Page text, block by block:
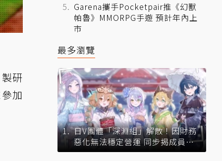
研
加
Garena攜手Pocketpair推《幻獸
帕魯》MMORPG手遊 預計年內上
市
最多瀏覽
日V團體「深淵組」解散！因財務
惡化無法穩定營運 同步揭成員未
來去向